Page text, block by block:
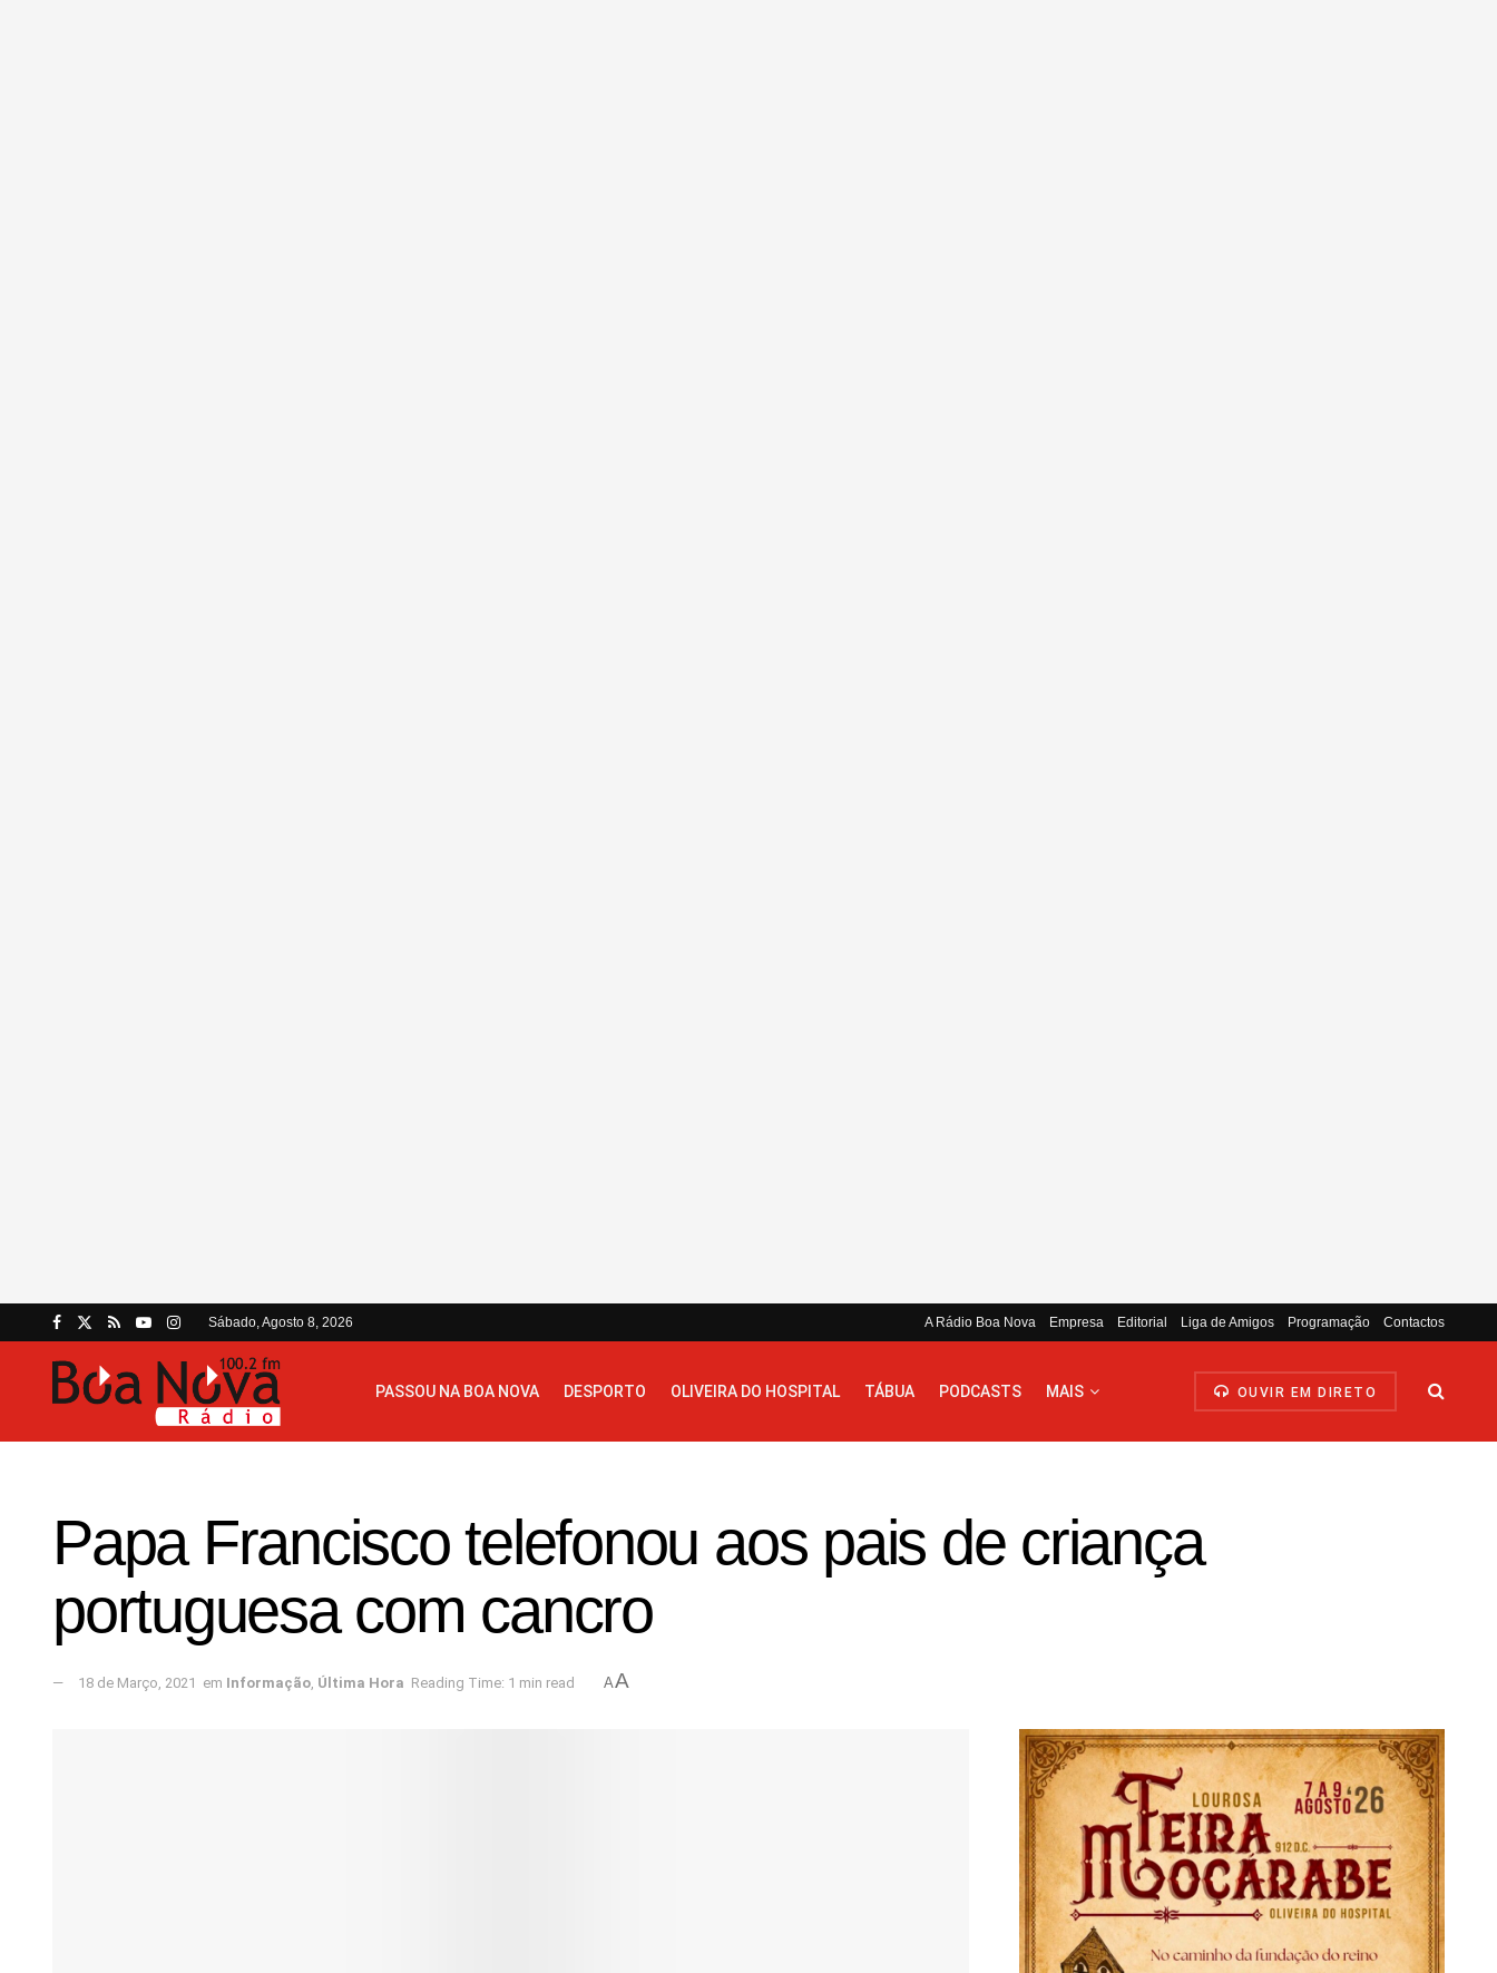
Sábado, Agosto 8, 2026 A Rádio Boa Nova Empresa Editorial Liga de Amigos Programação Contactos
PASSOU NA BOA NOVA DESPORTO OLIVEIRA DO HOSPITAL TÁBUA PODCASTS MAIS OUVIR EM DIRETO
Papa Francisco telefonou aos pais de criança
portuguesa com cancro
18 de Março, 2021 em Informação, Última Hora Reading Time: 1 min read AA